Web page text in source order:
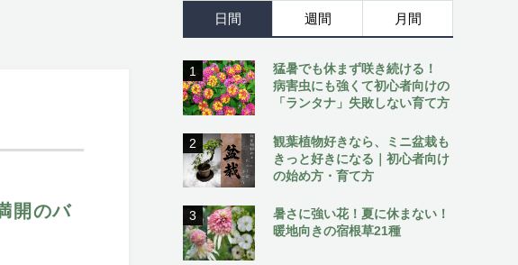
開のバ
日間 週間 月間
1
猛暑でも休まず咲き続ける！
病害虫にも強くて初心者向けの
「ランタナ」失敗しない育て方
2
観葉植物好きなら、ミニ盆栽も
きっと好きになる｜初心者向け
の始め方・育て方
3
暑さに強い花！夏に休まない！
暖地向きの宿根草21種